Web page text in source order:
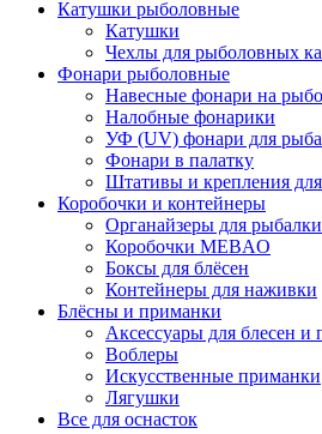
Катушки рыболовные
Катушки
Чехлы для рыболовных
Фонари рыболовные
Навесные фонари на
Налобные фонарики
УФ (UV) фонари для
Фонари в палатку
Штативы и крепления
Коробочки и контейнеры
Органайзеры для рыбалки
Коробочки MEBAO
Боксы для блёсен
Контейнеры для наживки
Блёсны и приманки
Аксессуары для блесен и
Воблеры
Искусственные приманки
Лягушки
Все для оснасток